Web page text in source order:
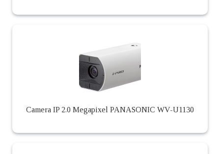
Camera IP 2.0 Megapixel PANASONIC WV-U1130